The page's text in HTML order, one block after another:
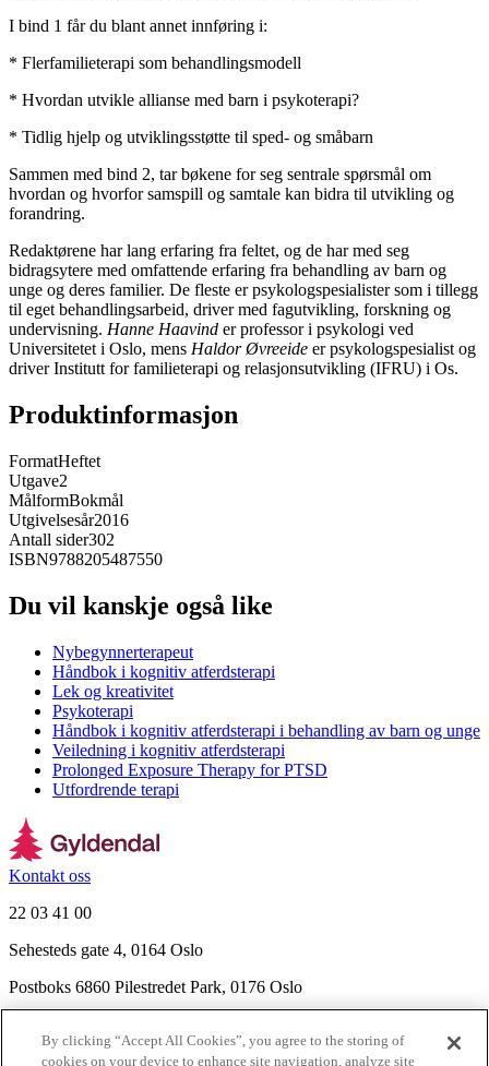
I bind 1 får du blant annet innføring i:
* Flerfamilieterapi som behandlingsmodell
* Hvordan utvikle allianse med barn i psykoterapi?
* Tidlig hjelp og utviklingsstøtte til sped- og småbarn
Sammen med bind 2, tar bøkene for seg sentrale spørsmål om
hvordan og hvorfor samspill og samtale kan bidra til utvikling og
forandring.
Redaktørene har lang erfaring fra feltet, og de har med seg
bidragsytere med omfattende erfaring fra behandling av barn og
unge og deres familier. De fleste er psykologspesialister som i tillegg
til eget behandlingsarbeid, driver med fagutvikling, forskning og
undervisning. Hanne Haavind er professor i psykologi ved
Universitetet i Oslo, mens Haldor Øvreeide er psykologspesialist og
driver Institutt for familieterapi og relasjonsutvikling (IFRU) i Os.
Produktinformasjon
FormatHeftet
Utgave2
MålformBokmål
Utgivelsesår2016
Antall sider302
ISBN9788205487550
Du vil kanskje også like
Nybegynnerterapeut
Håndbok i kognitiv atferdsterapi
Lek og kreativitet
Psykoterapi
Håndbok i kognitiv atferdsterapi i behandling av barn og unge
Veiledning i kognitiv atferdsterapi
Prolonged Exposure Therapy for PTSD
Utfordrende terapi
Kontakt oss
22 03 41 00
Sehesteds gate 4, 0164 Oslo
Postboks 6860 Pilestredet Park, 0176 Oslo
Nyhetsbrev
By clicking “Accept All Cookies”, you agree to the storing of
cookies on your device to enhance site navigation, analyze site